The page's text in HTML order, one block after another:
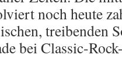
noch heute
treibenden
bei Classic-